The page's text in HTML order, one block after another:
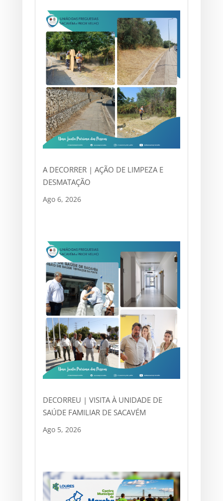
A DECORRER | AÇÃO DE LIMPEZA E
DESMATAÇÃO
Ago 6, 2026
DECORREU | VISITA À UNIDADE DE
SAÚDE FAMILIAR DE SACAVÉM
Ago 5, 2026